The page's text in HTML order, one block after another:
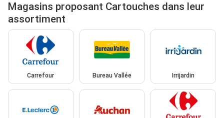
Magasins proposant Cartouches dans leur
assortiment
Carrefour Bureau Vallée Irrijardin